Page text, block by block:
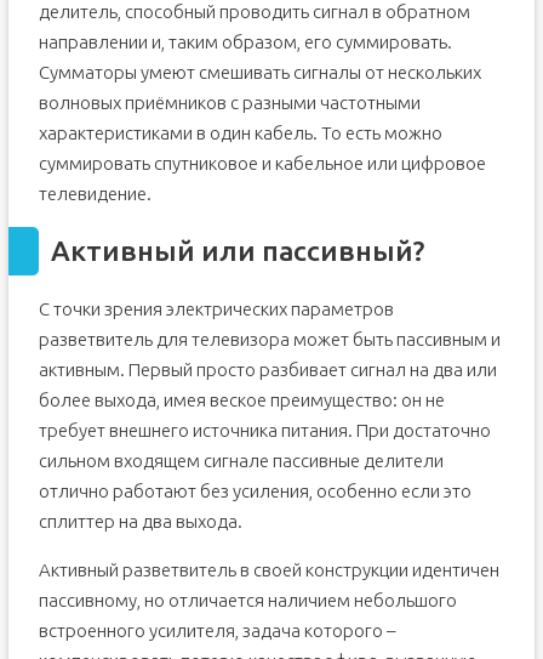
делитель, способный проводить сигнал в обратном
направлении и, таким образом, его суммировать.
Сумматоры умеют смешивать сигналы от нескольких
волновых приёмников с разными частотными
характеристиками в один кабель. То есть можно
суммировать спутниковое и кабельное или цифровое
телевидение.
Активный или пассивный?
С точки зрения электрических параметров
разветвитель для телевизора может быть пассивным и
активным. Первый просто разбивает сигнал на два или
более выхода, имея веское преимущество: он не
требует внешнего источника питания. При достаточно
сильном входящем сигнале пассивные делители
отлично работают без усиления, особенно если это
сплиттер на два выхода.
Активный разветвитель в своей конструкции идентичен
пассивному, но отличается наличием небольшого
встроенного усилителя, задача которого –